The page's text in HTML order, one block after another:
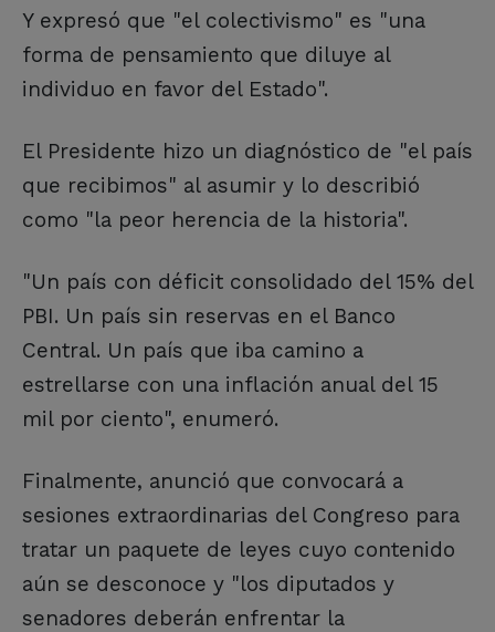
Y expresó que "el colectivismo" es "una
forma de pensamiento que diluye al
individuo en favor del Estado".
El Presidente hizo un diagnóstico de "el país
que recibimos" al asumir y lo describió
como "la peor herencia de la historia".
"Un país con déficit consolidado del 15% del
PBI. Un país sin reservas en el Banco
Central. Un país que iba camino a
estrellarse con una inflación anual del 15
mil por ciento", enumeró.
Finalmente, anunció que convocará a
sesiones extraordinarias del Congreso para
tratar un paquete de leyes cuyo contenido
aún se desconoce y "los diputados y
senadores deberán enfrentar la